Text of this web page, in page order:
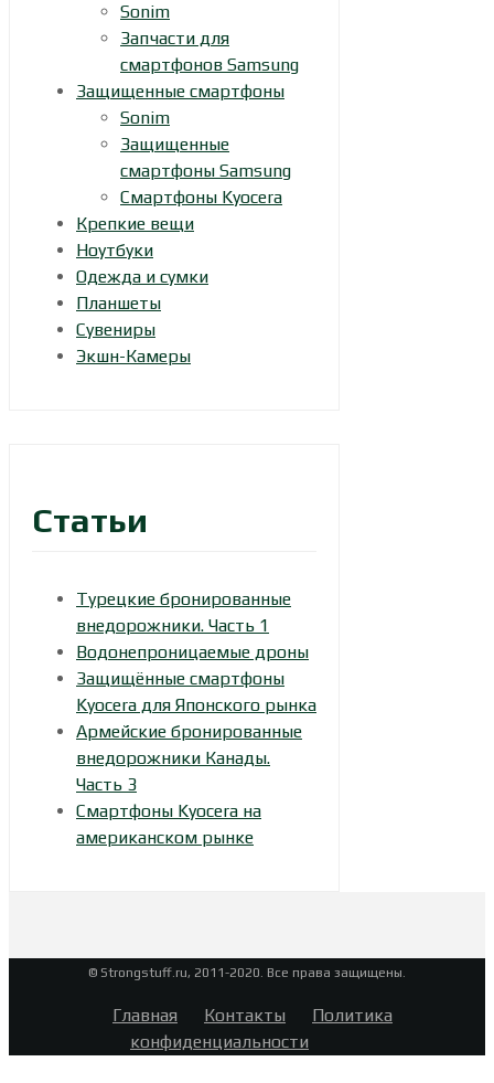
Sonim
Запчасти для
смартфонов Samsung
Защищенные смартфоны
Sonim
Защищенные
смартфоны Samsung
Смартфоны Kyocera
Крепкие вещи
Ноутбуки
Одежда и сумки
Планшеты
Сувениры
Экшн-Камеры
Статьи
Турецкие бронированные
внедорожники. Часть 1
Водонепроницаемые дроны
Защищённые смартфоны
Kyocera для Японского рынка
Армейские бронированные
внедорожники Канады.
Часть 3
Смартфоны Kyocera на
американском рынке
© Strongstuff.ru, 2011-2020. Все права защищены.
Главная Контакты
Политика
конфиденциальности